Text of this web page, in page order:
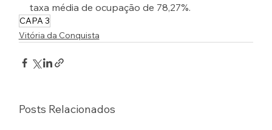
taxa média de ocupação de 78,27%.
CAPA 3
Vitória da Conquista
Posts Relacionados